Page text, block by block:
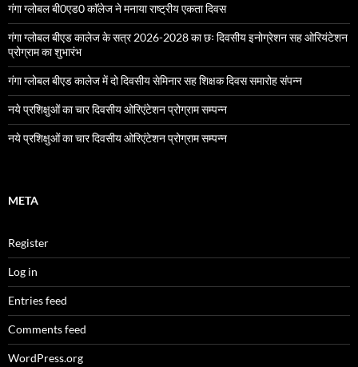
गंगा ग्लोबल बी0एड0 काॅलेज ने मनाया राष्ट्रीय एकता दिवस
गंगा ग्लोबल बीएड कालेज के सत्र 2026-2028 का छः दिवसीय इनोग्रेशन सह ओरियंटेशन
प्रोग्राम का शुभारंभ
गंगा ग्लोबल बीएड कालेज में दो दिवसीय सेमिनार सह शिक्षक दिवस समारोह संपन्न
नये प्रशिक्षुओं का चार दिवसीय ओरिएंटेशन प्रोग्राम सम्पन्न
नये प्रशिक्षुओं का चार दिवसीय ओरिएंटेशन प्रोग्राम सम्पन्न
META
Register
Log in
Entries feed
Comments feed
WordPress.org